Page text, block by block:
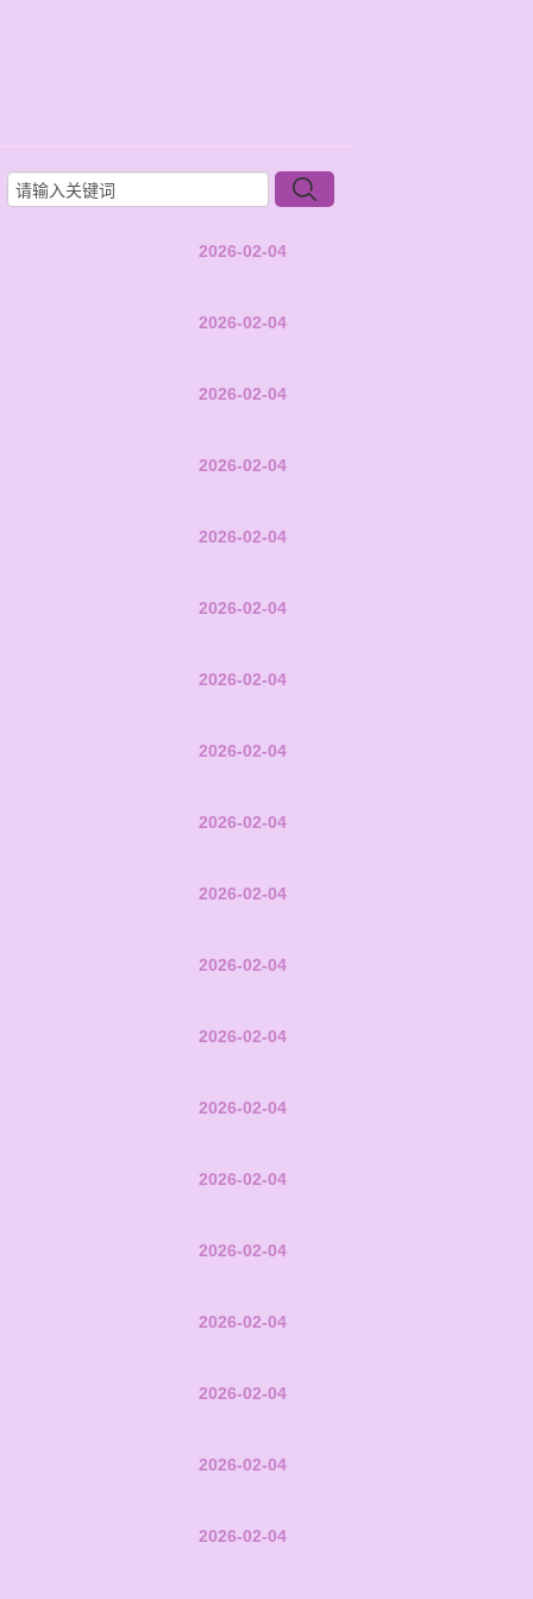
2026-02-04
2026-02-04
2026-02-04
2026-02-04
2026-02-04
2026-02-04
2026-02-04
2026-02-04
2026-02-04
2026-02-04
2026-02-04
2026-02-04
2026-02-04
2026-02-04
2026-02-04
2026-02-04
2026-02-04
2026-02-04
2026-02-04